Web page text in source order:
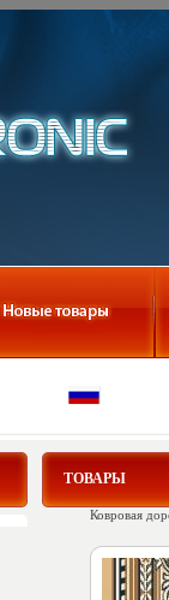
ТОВАРЫ
Ковровая